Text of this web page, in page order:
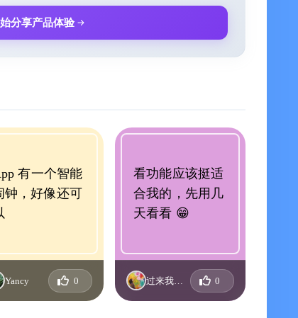
焦虑情绪
状态
高专注力
入睡眠节奏
景
睡眠困境
故事、ASMR、脑波音乐帮助快速入睡
白噪音屏蔽噪音干扰
分享产品体验
有一个智能
钟，好像还可
Yancy 0
看功能应该挺适
合我的，先用几
天看看 😁
0